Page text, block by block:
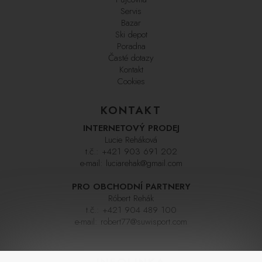
Servis
Bazar
Ski depot
Poradna
Časté dotazy
Kontakt
Cookies
KONTAKT
INTERNETOVÝ PRODEJ
Lucie Reháková
t.č.: +421 903 691 202
e-mail: luciarehak@gmail.com
PRO OBCHODNÍ PARTNERY
Róbert Rehák
t.č.:
+421 904 489 100
e-mail: robert77@suwisport.com